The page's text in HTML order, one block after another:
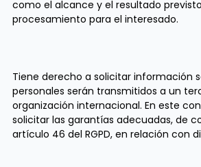
como el alcance y el resultado
procesamiento para el interesado.
Tiene derecho a solicitar información
personales serán transmitidos a un
organización internacional. En este
solicitar las garantías adecuadas, de
artículo 46 del RGPD, en relación con